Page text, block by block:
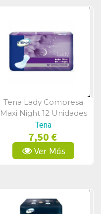
Vista Rápida
Tena Lady Compresa
Maxi Night 12 Unidades
Tena
7,50 €
Ver Más